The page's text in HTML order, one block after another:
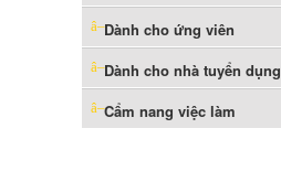
Dành cho ứng viên
Dành cho nhà tuyển dụng
Cẩm nang việc làm